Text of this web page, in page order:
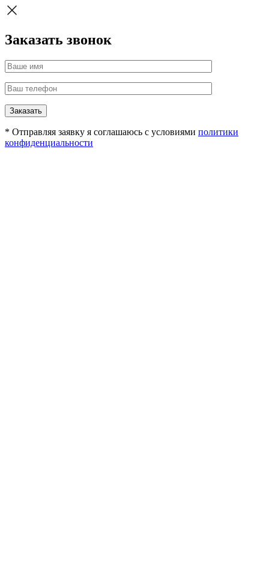
Заказать звонок
Заказать
* Отправляя заявку я соглашаюсь с условиями политики
конфиденциальности